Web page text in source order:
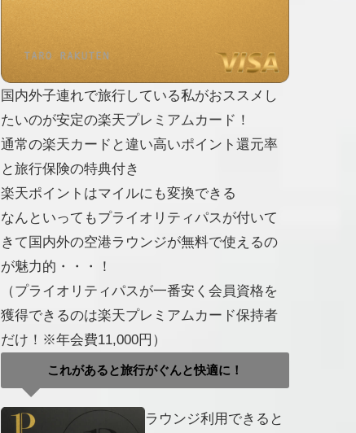
国内外子連れで旅行している私がおススメし
たいのが安定の楽天プレミアムカード！
通常の楽天カードと違い高いポイント還元率
と旅行保険の特典付き
楽天ポイントはマイルにも変換できる
なんといってもプライオリティパスが付いて
きて国内外の空港ラウンジが無料で使えるの
が魅力的・・・！
（プライオリティパスが一番安く会員資格を
獲得できるのは楽天プレミアムカード保持者
だけ！※年会費11,000円）
これがあると旅行がぐんと快適に！
ラウンジ利用できると